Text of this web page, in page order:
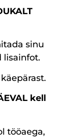
sinu
lisainfot.
kell
tööaega,